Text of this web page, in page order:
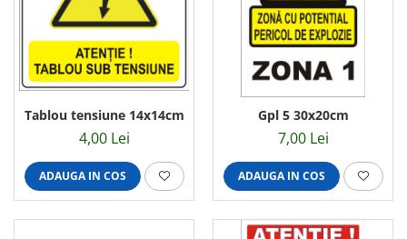
Tablou tensiune 14x14cm
4,00 Lei
ADAUGA IN COS
Gpl 5 30x20cm
7,00 Lei
ADAUGA IN COS